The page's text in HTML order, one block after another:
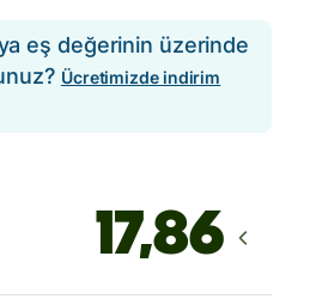
eş değerinin üzerinde
Ücretimizde indirim